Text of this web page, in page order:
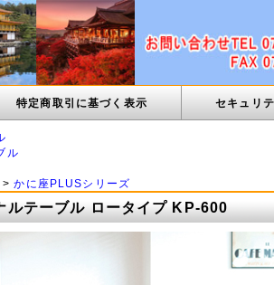
特定商取引に基づく表示 セキュリ
ル
>かに座PLUSシリーズ
ルテーブル ロータイプ KP-600